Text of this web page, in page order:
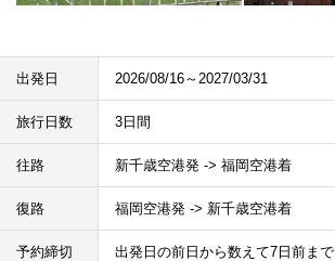
出発日 2026/08/16～2027/03/31
旅行日数 3日間
往路 新千歳空港発 -> 福岡空港着
復路 福岡空港発 -> 新千歳空港着
予約締切 出発日の前日から数えて7日前まで